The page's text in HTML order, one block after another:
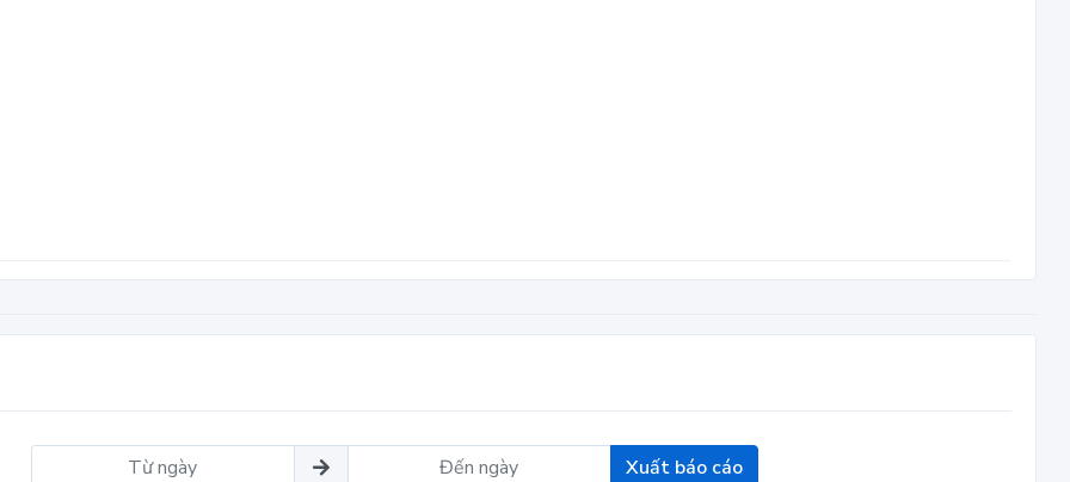
Xuất báo cáo